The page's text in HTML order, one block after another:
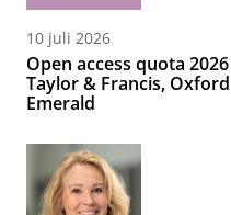
10 juli 2026
Open access quota
Taylor & Francis,
Emerald